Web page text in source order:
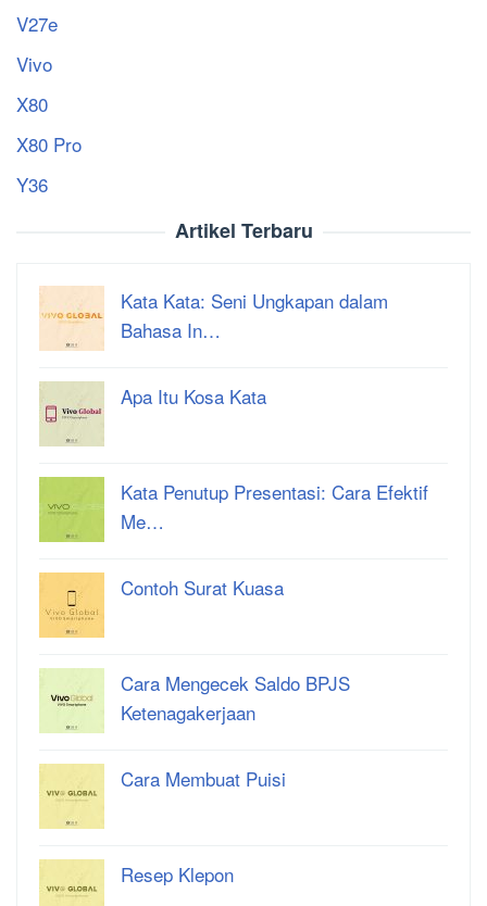
V27e
Vivo
X80
X80 Pro
Y36
Artikel Terbaru
Kata Kata: Seni Ungkapan dalam
Bahasa In…
Apa Itu Kosa Kata
Kata Penutup Presentasi: Cara Efektif
Me…
Contoh Surat Kuasa
Cara Mengecek Saldo BPJS
Ketenagakerjaan
Cara Membuat Puisi
Resep Klepon